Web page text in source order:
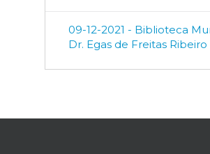
09-12-2021 - Biblioteca
Dr. Egas de Freitas Ribeiro